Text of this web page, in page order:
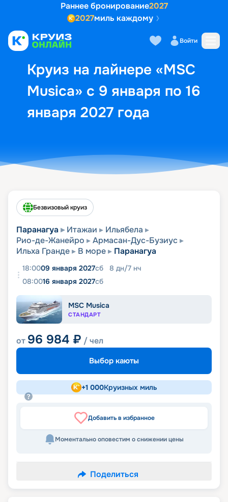
Раннее бронирование2027
2027миль каждому
Войти
Круиз на лайнере «MSC
Musica» с 9 января по 16
января 2027 года
Выбор кают Маршрут и
Безвизовый круиз
Паранагуа Итажаи
Ильябела
Рио-де-Жанейро
Армасан-Дус-Бузиус
Ильха Гранде
В море Паранагуа
18:0009 января 2027сб 8 дн/7 нч
08:0016 января 2027сб
MSC Musica
СТАНДАРТ
от 96 984 ₽ / чел
Выбор каюты
+1 000Круизных миль
Добавить в избранное
Моментально оповестим о снижении цены
Поделиться